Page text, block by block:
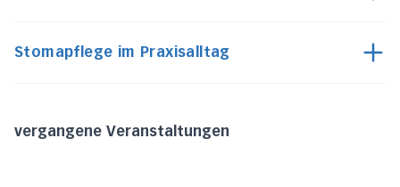
Stomapflege im Praxisalltag
vergangene Veranstaltungen